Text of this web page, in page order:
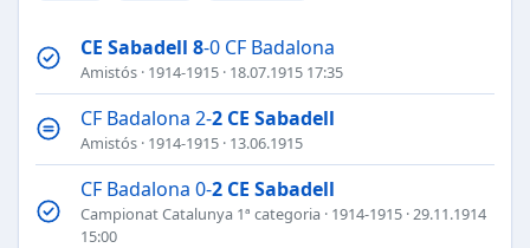
CE Sabadell 8-0 CF Badalona
Amistós · 1914-1915 · 18.07.1915 17:35
CF Badalona 2-2 CE Sabadell
Amistós · 1914-1915 · 13.06.1915
CF Badalona 0-2 CE Sabadell
Campionat Catalunya 1ª categoria · 1914-1915 · 29.11.1914
15:00